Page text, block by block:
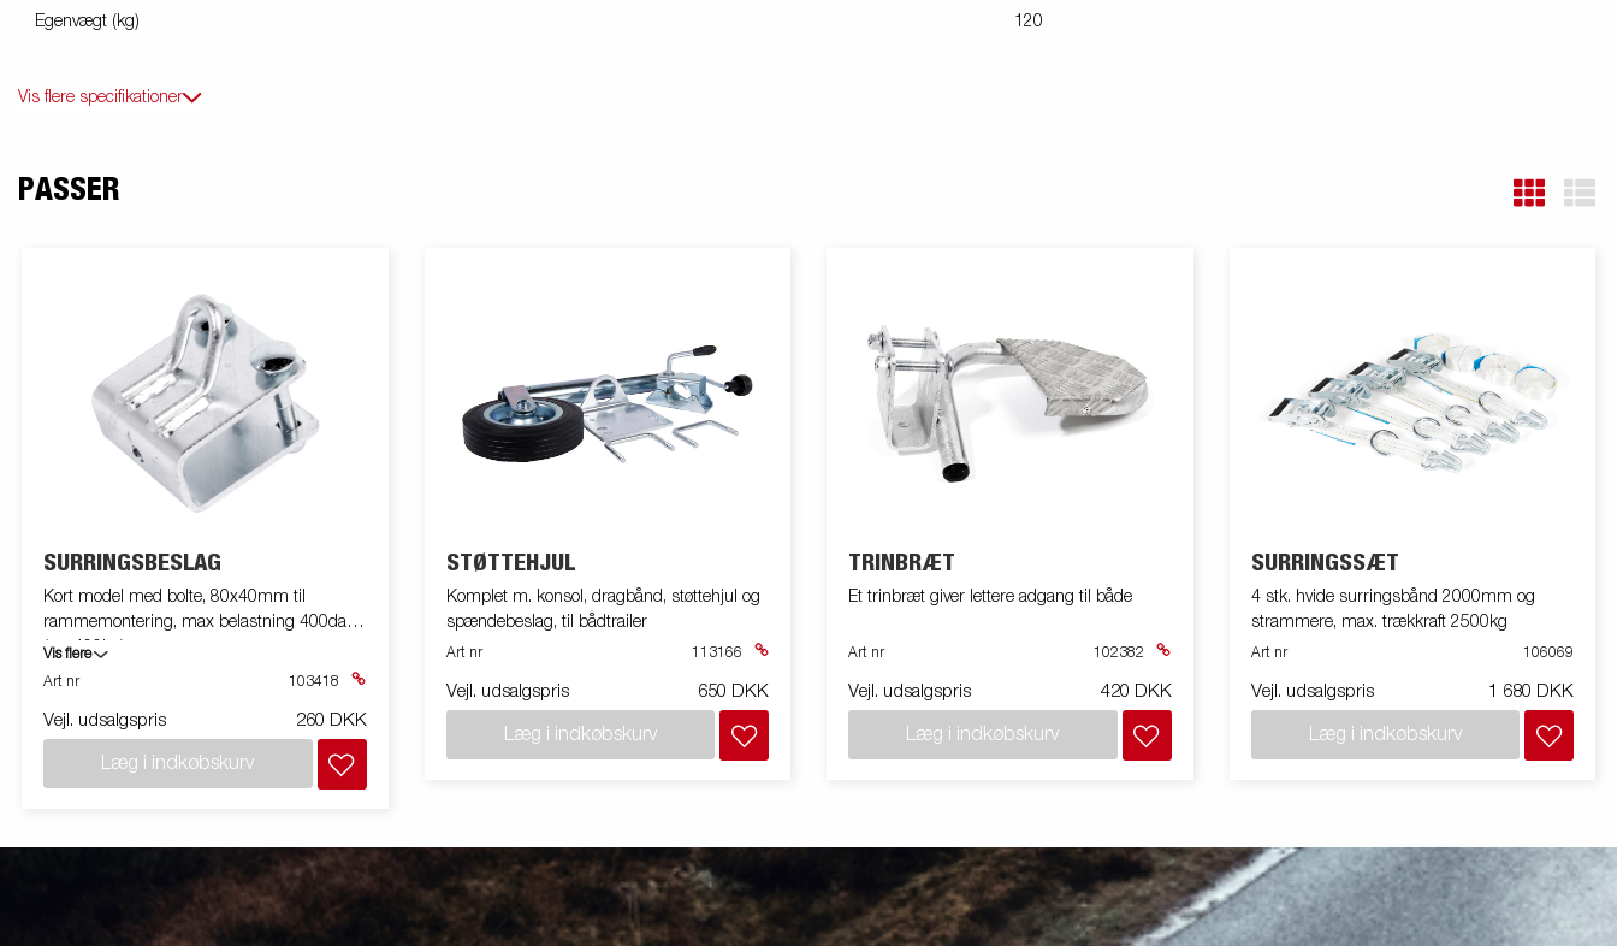
Egenvægt (kg) 120
Vis flere specifikationer
PASSER
SURRINGSBESLAG
Kort model med bolte, 80x40mm til
rammemontering, max belastning 400daN
(ca. 400kg)
Vis flere
Art nr
103418
Vejl. udsalgspris 260 DKK
Læg i indkøbskurv
STØTTEHJUL
Komplet m. konsol, dragbånd, støttehjul og
spændebeslag, til bådtrailer
Art nr 113166
Vejl. udsalgspris 650 DKK
Læg i indkøbskurv
TRINBRÆT
Et trinbræt giver lettere adgang til både
Art nr 102382
Vejl. udsalgspris 420 DKK
Læg i indkøbskurv
SURRINGSSÆT
4 stk. hvide surringsbånd 2000mm og
strammere, max. trækkraft 2500kg
Art nr 106069
Vejl. udsalgspris 1 680 DKK
Læg i indkøbskurv